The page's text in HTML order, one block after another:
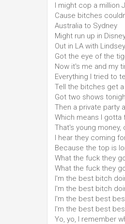
I might cop a million
Cause bitches
Australia to Sydney
Might run up in
Out in LA with Lindsey.
Got the eye of the
Now it's me and my
Everything I tried to
Tell the bitches get
Got two shows
Then a private party
Which means I gotta
That's young money,
I hear they coming
Because the top is
What the fuck they
What the fuck they
I'm the best bitch
I'm the best bitch
I'm the best best
I'm the best best
Yo, yo, I remember